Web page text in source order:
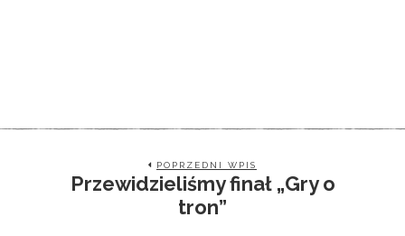
POPRZEDNI WPIS
Przewidzieliśmy finał „Gry o
tron”